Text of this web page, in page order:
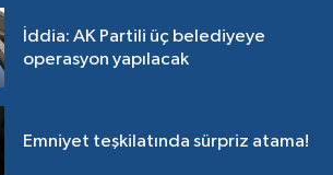
İddia: AK Partili üç belediyeye
operasyon yapılacak
Emniyet teşkilatında sürpriz atama!